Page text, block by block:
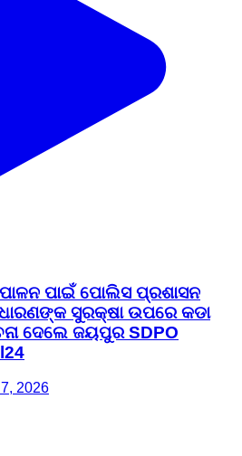
ପାଳନ ପାଇଁ ପୋଲିସ ପ୍ରଶାସନ
ସୁରକ୍ଷା ଉପରେ କଡା
ଦେଲେ ଜୟପୁର SDPO
2026